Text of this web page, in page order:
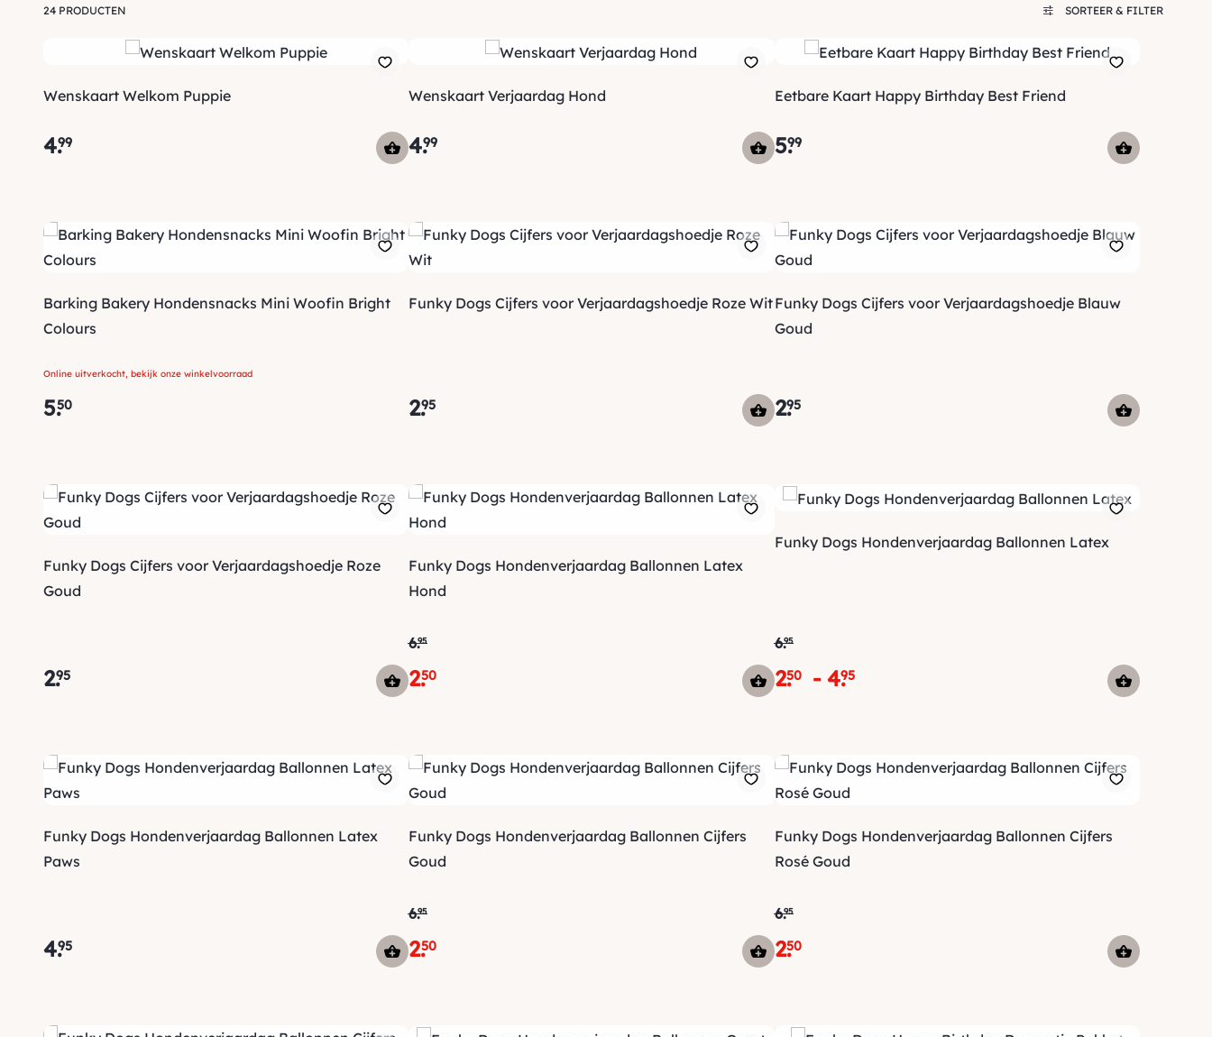
24 PRODUCTEN SORTEER & FILTER
Wenskaart Welkom Puppie
4.99
Wenskaart Verjaardag Hond
4.
99
Eetbare Kaart Happy Birthday Best Friend
5.99
Barking Bakery Hondensnacks Mini Woofin Bright
Colours
Online uitverkocht, bekijk onze winkelvoorraad
5.50
Funky Dogs Cijfers voor Verjaardagshoedje Roze Wit
2.95
Funky Dogs Cijfers voor Verjaardagshoedje Blauw
Goud
2.95
Funky Dogs Cijfers voor Verjaardagshoedje Roze
Goud
2.95
Funky Dogs Hondenverjaardag Ballonnen Latex
Hond
6.95
2.50
Funky Dogs Hondenverjaardag Ballonnen Latex
6.95
2.50 - 4.95
Funky Dogs Hondenverjaardag Ballonnen Latex
Paws
4.95
Funky Dogs Hondenverjaardag Ballonnen Cijfers
Goud
6.95
2.50
Funky Dogs Hondenverjaardag Ballonnen Cijfers
Rosé Goud
6.95
2.50